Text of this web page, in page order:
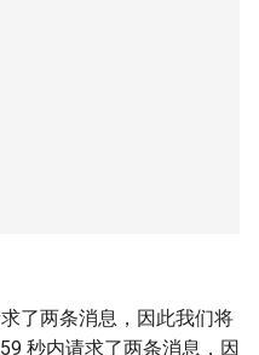
了两条消息，因此我们将
秒内请求了两条消息，因